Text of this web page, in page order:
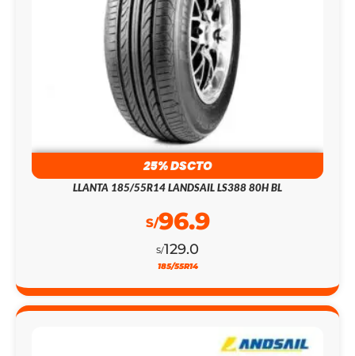
25% DSCTO
LLANTA 185/55R14 LANDSAIL LS388 80H BL
S/129.0
S/96.9
185/55R14